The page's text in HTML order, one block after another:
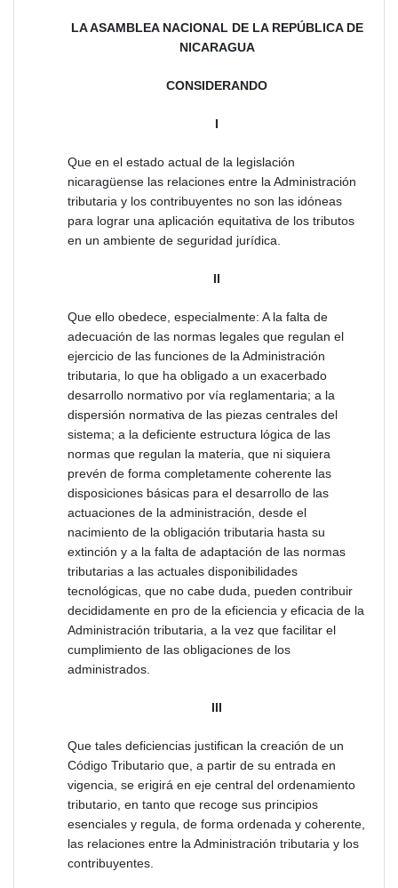
LA ASAMBLEA NACIONAL DE LA REPÚBLICA DE
NICARAGUA
CONSIDERANDO
I
Que en el estado actual de la legislación
nicaragüense las relaciones entre la Administración
tributaria y los contribuyentes no son las idóneas
para lograr una aplicación equitativa de los tributos
en un ambiente de seguridad jurídica.
II
Que ello obedece, especialmente: A la falta de
adecuación de las normas legales que regulan el
ejercicio de las funciones de la Administración
tributaria, lo que ha obligado a un exacerbado
desarrollo normativo por vía reglamentaria; a la
dispersión normativa de las piezas centrales del
sistema; a la deficiente estructura lógica de las
normas que regulan la materia, que ni siquiera
prevén de forma completamente coherente las
disposiciones básicas para el desarrollo de las
actuaciones de la administración, desde el
nacimiento de la obligación tributaria hasta su
extinción y a la falta de adaptación de las normas
tributarias a las actuales disponibilidades
tecnológicas, que no cabe duda, pueden contribuir
decididamente en pro de la eficiencia y eficacia de la
Administración tributaria, a la vez que facilitar el
cumplimiento de las obligaciones de los
administrados.
III
Que tales deficiencias justifican la creación de un
Código Tributario que, a partir de su entrada en
vigencia, se erigirá en eje central del ordenamiento
tributario, en tanto que recoge sus principios
esenciales y regula, de forma ordenada y coherente,
las relaciones entre la Administración tributaria y los
contribuyentes.